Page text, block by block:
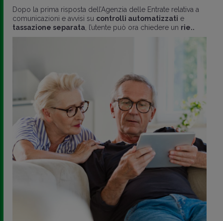
Dopo la prima risposta dell’Agenzia delle Entrate relativa a
comunicazioni e avvisi su controlli automatizzati e
tassazione separata , l’utente può ora chiedere un rie..